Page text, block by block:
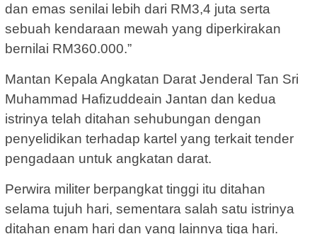
dan emas senilai lebih dari RM3,4 juta serta
sebuah kendaraan mewah yang diperkirakan
bernilai RM360.000.”
Mantan Kepala Angkatan Darat Jenderal Tan Sri
Muhammad Hafizuddeain Jantan dan kedua
istrinya telah ditahan sehubungan dengan
penyelidikan terhadap kartel yang terkait tender
pengadaan untuk angkatan darat.
Perwira militer berpangkat tinggi itu ditahan
selama tujuh hari, sementara salah satu istrinya
ditahan enam hari dan yang lainnya tiga hari.